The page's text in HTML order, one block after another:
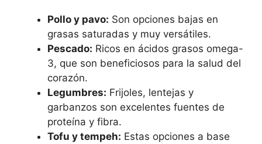
Pollo y pavo: Son opciones bajas en
grasas saturadas y muy versátiles.
Pescado: Ricos en ácidos grasos omega-
3, que son beneficiosos para la salud del
corazón.
Legumbres: Frijoles, lentejas y
garbanzos son excelentes fuentes de
proteína y fibra.
Tofu y tempeh: Estas opciones a base